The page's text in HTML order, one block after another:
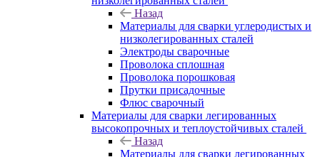
Назад
Материалы для сварки углеродистых и
низколегированных сталей
Электроды сварочные
Проволока сплошная
Проволока порошковая
Прутки присадочные
Флюс сварочный
Материалы для сварки легированных
высокопрочных и теплоустойчивых сталей
Назад
Материалы для сварки легированных